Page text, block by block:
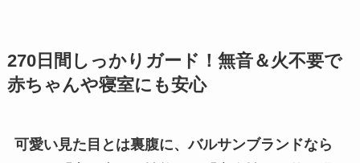
270日間しっかりガード！無音＆火不要で
赤ちゃんや寝室にも安心
可愛い見た目とは裏腹に、バルサンブランドなら